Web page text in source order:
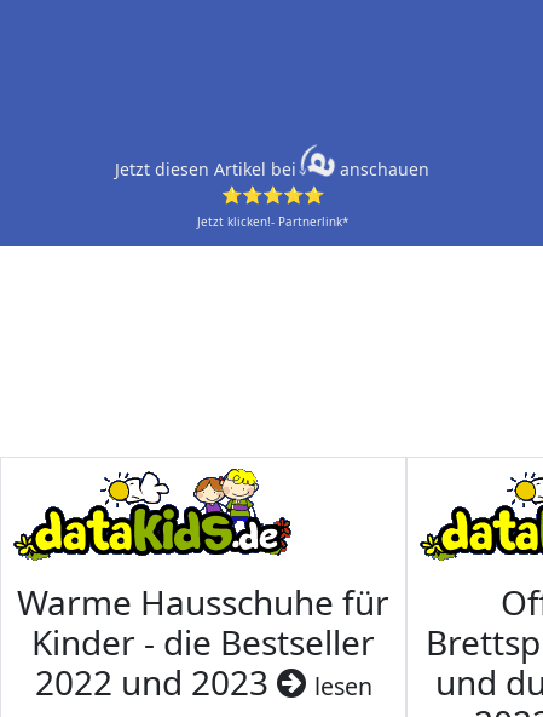
Jetzt diesen Artikel bei
anschauen
⭐⭐⭐⭐⭐
Jetzt klicken!- Partnerlink*
Warme Hausschuhe für
Kinder - die Bestseller
2022 und 2023
lesen
und